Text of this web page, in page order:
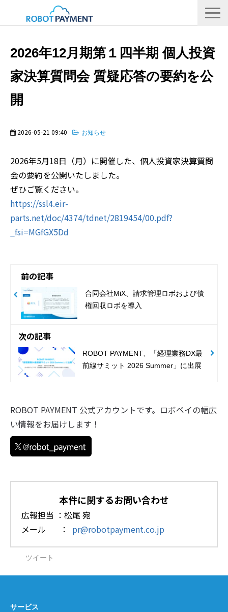
CVC
会社情報
2026年12月期第１四半期 個人投資
家決算質問会 質疑応答の要約を公
開
2026-05-21 09:40 お知らせ
2026年5月18日（月）に開催した、個人投資家決算質問
会の要約を公開いたしました。
ぜひご覧ください。
https://ssl4.eir-
parts.net/doc/4374/tdnet/2819454/00.pdf?
_fsi=MGfGX5Dd
前の記事
合同会社MiX、請求管理ロボおよび債
権回収ロボを導入
次の記事
ROBOT PAYMENT、「経理業務DX最
前線サミット 2026 Summer」に出展
ROBOT PAYMENT 公式アカウントです。ロボペイの幅広
い情報をお届けします！
本件に関するお問い合わせ
広報担当 ：松尾 宛
メール ： pr@robotpayment.co.jp
ツイート
サービス